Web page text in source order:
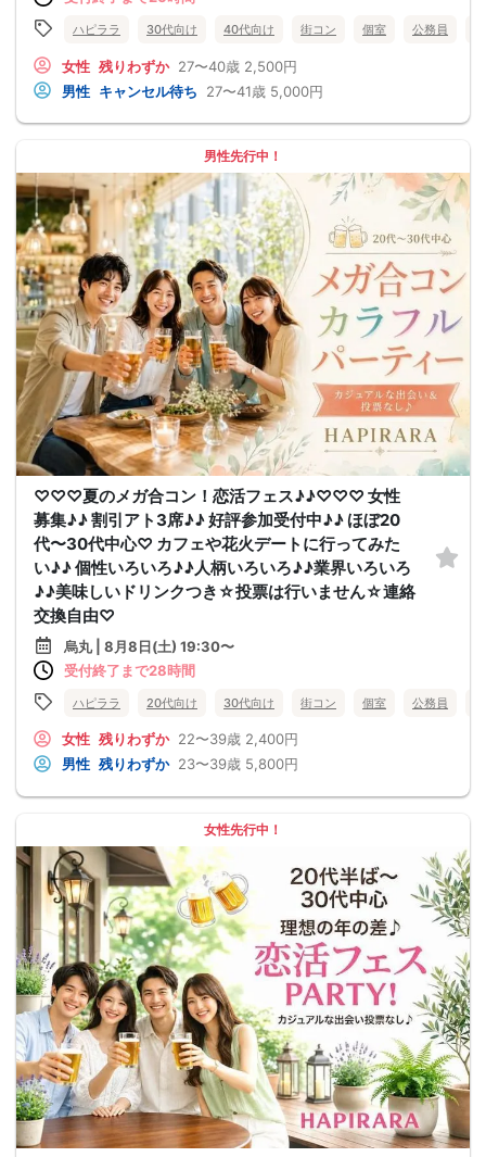
ハピララ 30代向け 40代向け 街コン 個室 公務員
女性 残りわずか 27〜40歳 2,500円
男性 キャンセル待ち 27〜41歳 5,000円
男性先行中！
♡♡♡夏のメガ合コン！恋活フェス♪♪♡♡♡ 女性
募集♪♪ 割引アト3席♪♪ 好評参加受付中♪♪ ほぼ20
代〜30代中心♡ カフェや花火デートに行ってみた
い♪♪ 個性いろいろ♪♪人柄いろいろ♪♪業界いろいろ
♪♪美味しいドリンクつき☆投票は行いません☆連絡
交換自由♡
烏丸 | 8月8日(土) 19:30〜
受付終了まで28時間
ハピララ 20代向け 30代向け 街コン 個室 公務員
女性 残りわずか 22〜39歳 2,400円
男性 残りわずか 23〜39歳 5,800円
女性先行中！